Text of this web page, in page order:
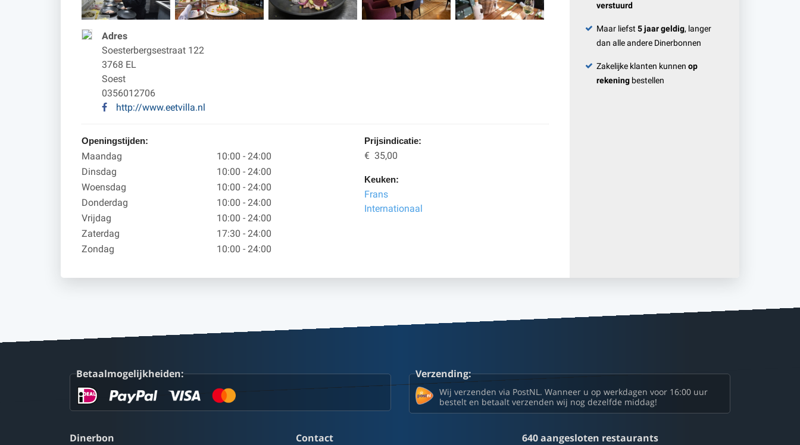
Adres
Soesterbergsestraat 122
3768 EL
Soest
0356012706
http://www.eetvilla.nl
Openingstijden:
Maandag
10:00 - 24:00
Dinsdag
10:00 - 24:00
Woensdag
10:00 - 24:00
Donderdag
10:00 - 24:00
Vrijdag
10:00 - 24:00
Zaterdag
17:30 - 24:00
Zondag
10:00 - 24:00
Prijsindicatie:
€ 35,00
Keuken:
Frans
Internationaal
verstuurd
Maar liefst 5 jaar geldig, langer
dan alle andere Dinerbonnen
Zakelijke klanten kunnen op
rekening bestellen
Betaalmogelijkheiden: Verzending:
Wij verzenden via PostNL. Wanneer u op werkdagen voor 16:00 uur
bestelt en betaalt verzenden wij nog dezelfde middag!
Dinerbon Contact 640 aangesloten restaurants